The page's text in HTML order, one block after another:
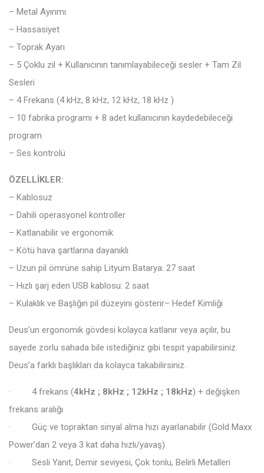
– Metal Ayırımı
– Hassasiyet
– Toprak Ayarı
– 5 Çoklu zil + Kullanıcının tanımlayabileceği sesler + Tam Zil
Sesleri
– 4 Frekans (4 kHz, 8 kHz, 12 kHz, 18 kHz )
– 10 fabrika programı + 8 adet kullanıcının kaydedebileceği
program
– Ses kontrolü
ÖZELLİKLER:
– Kablosuz
– Dahili operasyonel kontroller
– Katlanabilir ve ergonomik
– Kötü hava şartlarına dayanıklı
– Uzun pil ömrüne sahip Lityum Batarya: 27 saat
– Hızlı şarj eden USB kablosu: 2 saat
– Kulaklık ve Başlığın pil düzeyini gösterir– Hedef Kimliği
Deus’un ergonomik gövdesi kolayca katlanır veya açılır, bu
sayede zorlu sahada bile istediğiniz gibi tespit yapabilirsiniz.
Deus’a farklı başlıkları da kolayca takabilirsiniz.
· 4 frekans (4kHz ; 8kHz ; 12kHz ; 18kHz) + değişken
frekans aralığı
· Güç ve topraktan sinyal alma hızı ayarlanabilir (Gold Maxx
Power’dan 2 veya 3 kat daha hızlı/yavaş)
· Sesli Yanıt, Demir seviyesi, Çok tonlu, Belirli Metalleri